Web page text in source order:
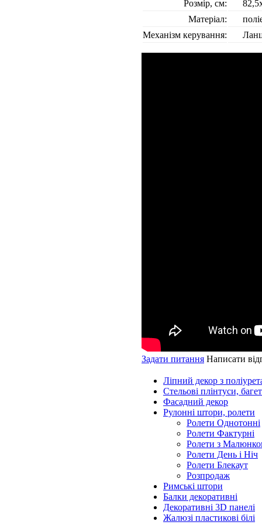
Розмір, см:
Матеріал:
Механізм керування:
Задати питання Написати
Ліпний декор з
Стельові плінтуси,
Фасадний декор
Рулонні штори, ролети
Ролети Однотонні
Ролети Фактурні
Ролети з
Ролети День і Ніч
Ролети Блекаут
Розпродаж
Римські штори
Балки декоративні
Декоративні 3D панелі
Жалюзі пластикові білі